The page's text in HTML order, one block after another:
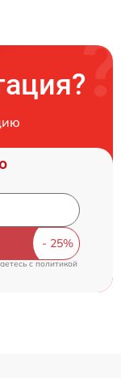
cполитикой